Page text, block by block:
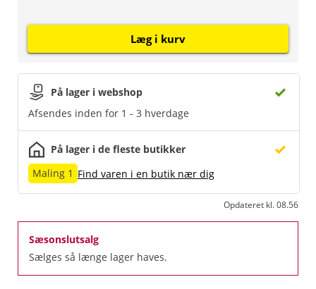
På lager i webshop
Afsendes inden for 1 - 3 hverdage
På lager i de fleste butikker
Maling 1 Find varen i en butik nær dig
Opdateret kl. 08.56
Sæsonslutsalg
Sælges så længe lager haves.
Læg i kurv